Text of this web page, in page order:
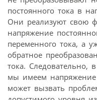
постоянного тока в
Они реализуют свою
напряжение
переменного тока, а
обратное
тока. Следовательно,
мы имеем напряжение
может вызвать